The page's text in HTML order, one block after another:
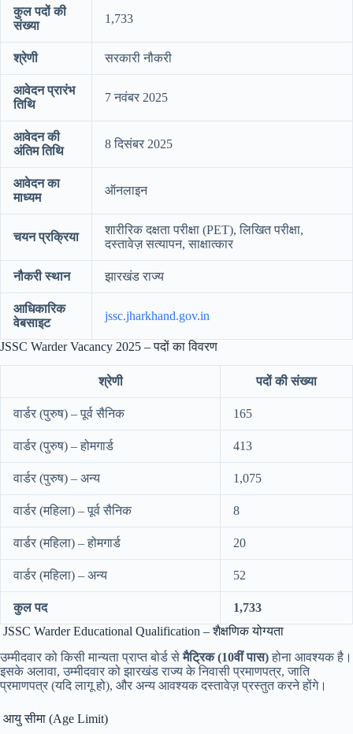
कुल पदों की
संख्या
1,733
श्रेणी सरकारी नौकरी
आवेदन प्रारंभ
तिथि
7 नवंबर 2025
आवेदन की
अंतिम तिथि
8 दिसंबर 2025
आवेदन का
माध्यम
ऑनलाइन
चयन प्रक्रिया
शारीरिक दक्षता परीक्षा (PET), लिखित परीक्षा,
दस्तावेज़ सत्यापन, साक्षात्कार
नौकरी स्थान झारखंड राज्य
आधिकारिक
वेबसाइट
jssc.jharkhand.gov.in
JSSC Warder Vacancy 2025 – पदों का विवरण
श्रेणी पदों की संख्या
वार्डर (पुरुष) – पूर्व सैनिक 165
वार्डर (पुरुष) – होमगार्ड 413
वार्डर (पुरुष) – अन्य 1,075
वार्डर (महिला) – पूर्व सैनिक 8
वार्डर (महिला) – होमगार्ड 20
वार्डर (महिला) – अन्य 52
कुल पद
1,733
JSSC Warder Educational Qualification – शैक्षणिक योग्यता
उम्मीदवार को किसी मान्यता प्राप्त बोर्ड सेमैट्रिक (10वीं पास)होना आवश्यक है।
इसके अलावा, उम्मीदवार को झारखंड राज्य के निवासी प्रमाणपत्र, जाति
प्रमाणपत्र (यदि लागू हो), और अन्य आवश्यक दस्तावेज़ प्रस्तुत करने होंगे।
आयु सीमा (Age Limit)